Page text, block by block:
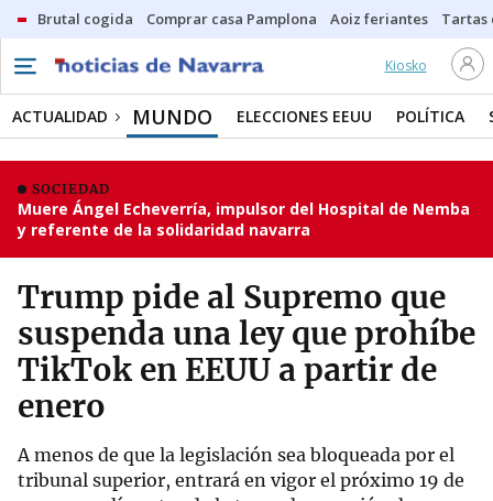
Brutal cogida Comprar casa Pamplona Aoiz feriantes Tartas
Kiosko
ACTUALIDAD MUNDO ELECCIONES EEUU POLÍTICA
SOCIEDAD
Muere Ángel Echeverría, impulsor del Hospital de Nemba
y referente de la solidaridad navarra
Trump pide al Supremo que
suspenda una ley que prohíbe
TikTok en EEUU a partir de
enero
A menos de que la legislación sea bloqueada por el
tribunal superior, entrará en vigor el próximo 19 de